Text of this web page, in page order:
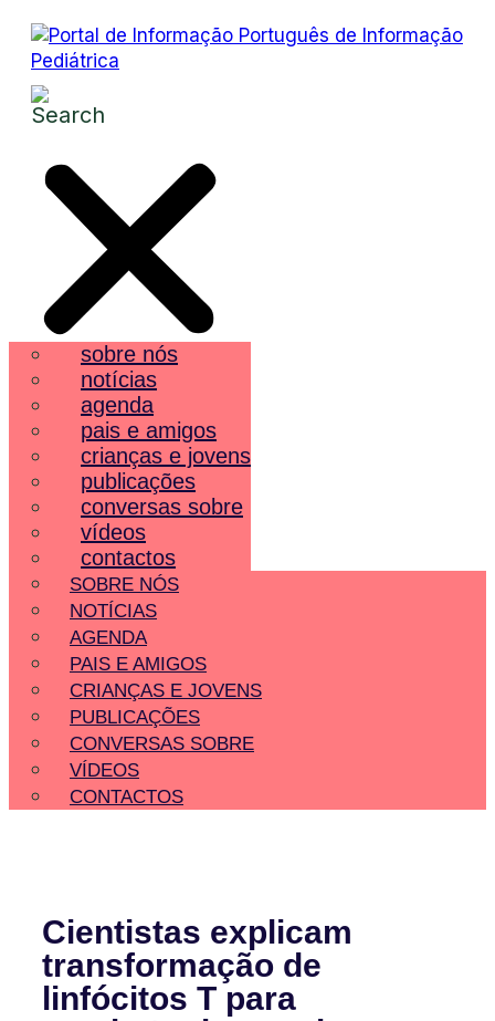
sobre nós
notícias
agenda
pais e amigos
crianças e jovens
publicações
conversas sobre
vídeos
contactos
SOBRE NÓS
NOTÍCIAS
AGENDA
PAIS E AMIGOS
CRIANÇAS E JOVENS
PUBLICAÇÕES
CONVERSAS SOBRE
VÍDEOS
CONTACTOS
Cientistas explicam
transformação de
linfócitos T para